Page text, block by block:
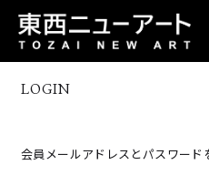
LOGIN
会員メールアドレスとパスワード